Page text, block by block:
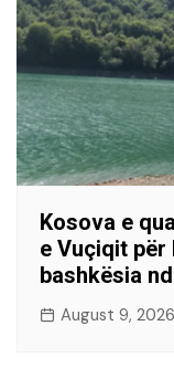
Kosova e
e Vuçiqit për
bashkësia
August 9, 2026